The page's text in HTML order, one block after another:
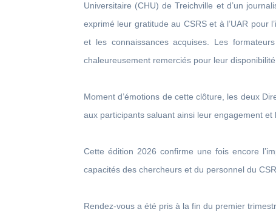
Universitaire (CHU) de Treichville et d’un
exprimé leur gratitude au CSRS et à l’UAR pour
et les connaissances acquises. Les
chaleureusement remerciés pour leur
Moment d’émotions de cette clôture, les deux
aux participants saluant ainsi leur engagement
Cette édition 2026 confirme une fois encore
capacités des chercheurs et du personnel du
Rendez-vous a été pris à la fin du premier